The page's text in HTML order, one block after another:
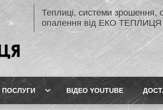
Теплиці, системи зрошення,
опалення від ЕКО ТЕПЛИЦЯ
ПОСЛУГИ ВІДЕО YOUTUBE